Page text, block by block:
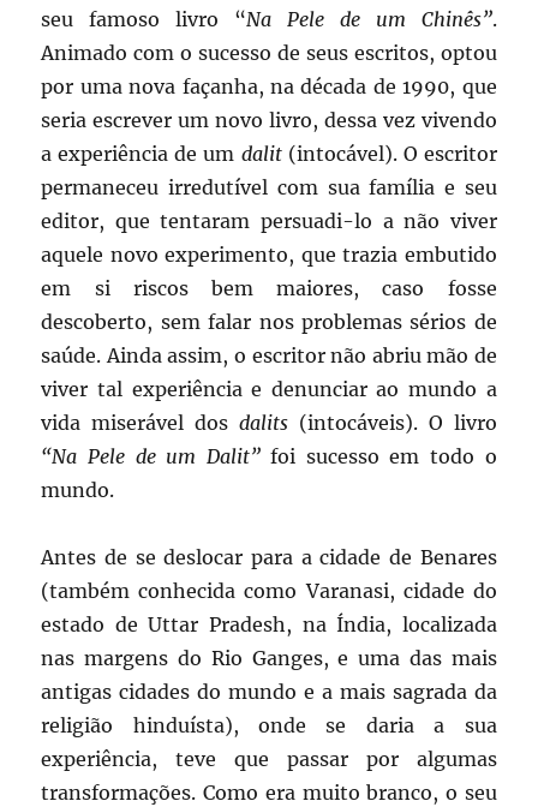
seu famoso livro “Na Pele de um Chinês”.
Animado com o sucesso de seus escritos, optou
por uma nova façanha, na década de 1990, que
seria escrever um novo livro, dessa vez vivendo
a experiência de um dalit(intocável). O escritor
permaneceu irredutível com sua família e seu
editor, que tentaram persuadi-lo a não viver
aquele novo experimento, que trazia embutido
em si riscos bem maiores, caso fosse
descoberto, sem falar nos problemas sérios de
saúde. Ainda assim, o escritor não abriu mão de
viver tal experiência e denunciar ao mundo a
vida miserável dos dalits (intocáveis). O livro
“Na Pele de um Dalit”foi sucesso em todo o
mundo.
Antes de se deslocar para a cidade de Benares
(também conhecida como Varanasi, cidade do
estado de Uttar Pradesh, na Índia, localizada
nas margens do Rio Ganges, e uma das mais
antigas cidades do mundo e a mais sagrada da
religião hinduísta), onde se daria a sua
experiência, teve que passar por algumas
transformações. Como era muito branco, o seu